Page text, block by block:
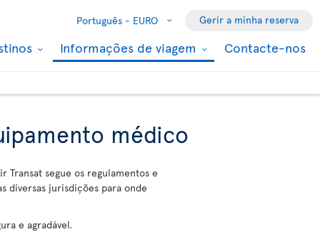
Português - EURO Gerir a minha reserva
Informações de viagem Contacte-nos
médico
Transat segue os regulamentos e
diversas jurisdições para onde
e agradável.